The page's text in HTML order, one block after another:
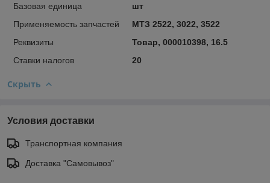
Базовая единица
шт
Применяемость запчастей
МТЗ 2522, 3022, 3522
Реквизиты
Товар, 000010398, 16.5
Ставки налогов
20
Скрыть
Условия доставки
Транспортная компания
Доставка "Самовывоз"